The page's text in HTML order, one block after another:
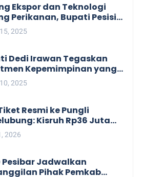
Ekspor dan Teknologi
Perikanan, Bupati Pesisir
Audiensi Terkait Sister City
2025
Dedi Irawan Tegaskan
Kepemimpinan yang
kepada Masyarakat
Rapat Koordinasi OPD
2025
Resmi ke Pungli
Kisruh Rp36 Juta
Tiket Pantai
Jukung
2026
Pesibar Jadwalkan
Pihak Pemkab